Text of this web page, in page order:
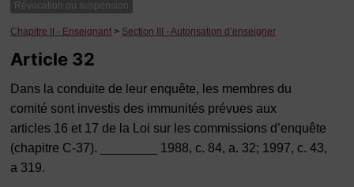
Révocation ou suspension
Chapitre II - Enseignant > Section III - Autorisation d’enseigner
Article 32
Dans la conduite de leur enquête, les membres du
comité sont investis des immunités prévues aux
articles 16 et 17 de la Loi sur les commissions d’enquête
(chapitre C‑37). ________ 1988, c. 84, a. 32; 1997, c. 43,
a 319.